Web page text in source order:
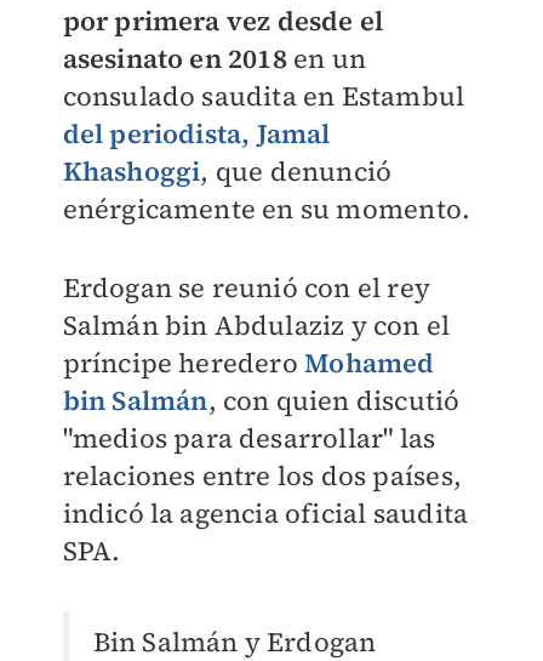
por primera vez desde el
asesinato en 2018en un
consulado saudita en Estambul
del periodista, Jamal
Khashoggi, que denunció
enérgicamente en su momento.
Erdogan se reunió con el rey
Salmán bin Abdulaziz y con el
príncipe herederoMohamed
bin Salmán, con quien discutió
"medios para desarrollar" las
relaciones entre los dos países,
indicó la agencia oficial saudita
SPA.
Bin Salmán y Erdogan